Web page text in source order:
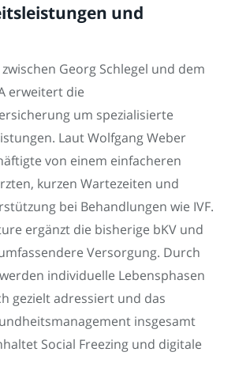
und
Georg Schlegel und dem
erweitert die
um spezialisierte
Laut Wolfgang Weber
von einem einfacheren
kurzen Wartezeiten und
bei Behandlungen wie IVF.
ergänzt die bisherige bKV und
Versorgung. Durch
individuelle Lebensphasen
gezielt adressiert und das
insgesamt
Social Freezing und digitale